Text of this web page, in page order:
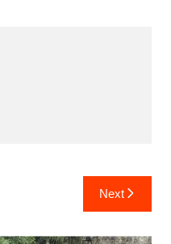
Next